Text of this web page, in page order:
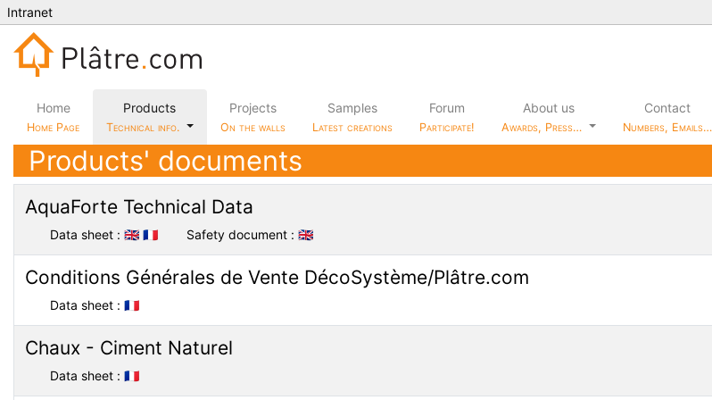
Intranet
Home
Home Page
Products
Technical info.
Projects
On the walls
Samples
Latest creations
Forum
Participate!
About us
Awards, Press…
Contact
Numbers, Emails…
Products' documents
AquaForte Technical Data
Data sheet : 🇬🇧 🇫🇷 Safety document : 🇬🇧
Conditions Générales de Vente DécoSystème/Plâtre.com
Data sheet : 🇫🇷
Chaux - Ciment Naturel
Data sheet : 🇫🇷